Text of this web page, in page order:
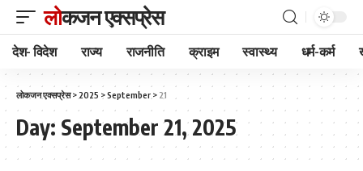
लोकजन एक्सप्रेस
देश- विदेश राज्य राजनीति क्राइम स्वास्थ्य धर्म-कर्म
लोकजन एक्सप्रेस> 2025 >September > 21
Day: September 21, 2025